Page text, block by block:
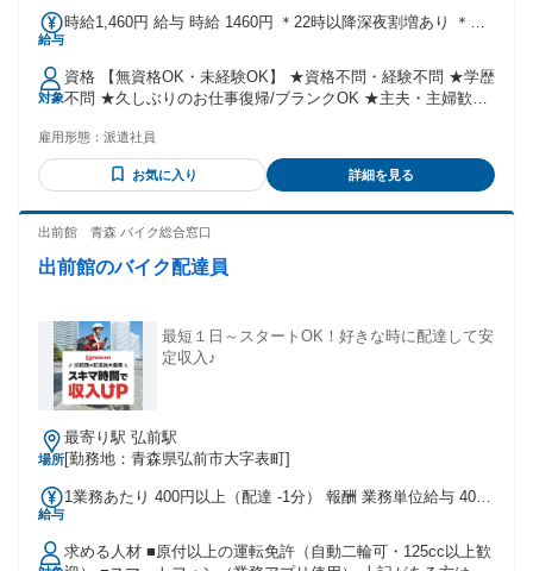
給与
時給1,460円 給与 時給 1460円 ＊22時以降深夜割増あり ＊給
OK(指定駐車場あり)
対象
資格 【無資格OK・未経験OK】 ★資格不問・経験不問 ★学歴
不問 ★久しぶりのお仕事復帰/ブランクOK ★主夫・主婦歓迎
中の方も歓迎 ＼こんな方にオススメ♪／ ◎人と話すのが好き
◎そこそこ稼げればいいかな ◎未経験だけどやる気だけはあ
る ◎時間のこだわりはそんなにない ◎長く続けられるところ
＜50代主婦さん＞ 結婚してからは仕事経験がなかったのです
しました。 医療業界は未経験だったので最初はすごく不安で
歳以上の方(22時以降の深夜勤務を含むため)
雇用形態： 派遣社員
お気に入り 詳細を見る
出前館 青森 バイク総合窓口
出前館のバイク配達員
最短１日～スタートOK！好きな時に配達して安
定収入♪
場所
最寄り駅 弘前駅
[勤務地：青森県弘前市大字表町]
給与
1業務あたり 400円以上（配達 -1分） 報酬 業務単位給与 400
酬 ＋ ブースト ※ブーストとは配達距離、曜日や時間帯、天
候などを考慮して上乗せされる報酬の名称です。 試用期間 試
求める人材 ■原付以上の運転免許（自動二輪可・125cc以上歓